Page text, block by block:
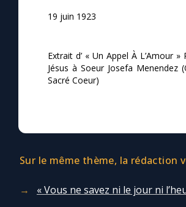
Une neuvaine
À la une
1000 Raisons de Croire
Contact
Faire un don
19 juin 1923
Extrait d’ « Un Appel À L’Amour »
Jésus à Soeur Josefa Menendez
Sacré Coeur)
Sur le même thème, la rédaction
« Vous ne savez ni le jour ni